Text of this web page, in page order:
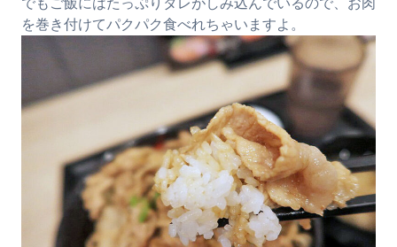
でもご飯にはたっぷりタレがしみ込んでいるので、お肉
を巻き付けてパクパク食べれちゃいますよ。